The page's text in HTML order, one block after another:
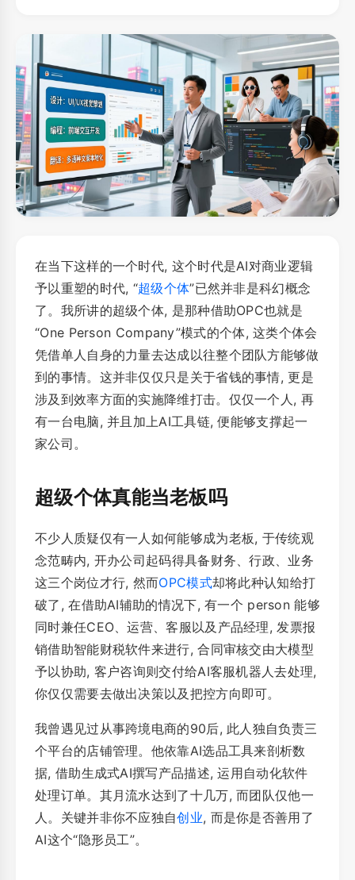
在当下这样的一个时代, 这个时代是AI对商业逻辑
予以重塑的时代, “超级个体”已然并非是科幻概念
了。我所讲的超级个体, 是那种借助OPC也就是
“One Person Company”模式的个体, 这类个体会
凭借单人自身的力量去达成以往整个团队方能够做
到的事情。这并非仅仅只是关于省钱的事情, 更是
涉及到效率方面的实施降维打击。仅仅一个人, 再
有一台电脑, 并且加上AI工具链, 便能够支撑起一
家公司。
超级个体真能当老板吗
不少人质疑仅有一人如何能够成为老板, 于传统观
念范畴内, 开办公司起码得具备财务、行政、业务
这三个岗位才行, 然而OPC模式却将此种认知给打
破了, 在借助AI辅助的情况下, 有一个 person 能够
同时兼任CEO、运营、客服以及产品经理, 发票报
销借助智能财税软件来进行, 合同审核交由大模型
予以协助, 客户咨询则交付给AI客服机器人去处理,
你仅仅需要去做出决策以及把控方向即可。
我曾遇见过从事跨境电商的90后, 此人独自负责三
个平台的店铺管理。他依靠AI选品工具来剖析数
据, 借助生成式AI撰写产品描述, 运用自动化软件
处理订单。其月流水达到了十几万, 而团队仅他一
人。关键并非你不应独自创业, 而是你是否善用了
AI这个“隐形员工”。